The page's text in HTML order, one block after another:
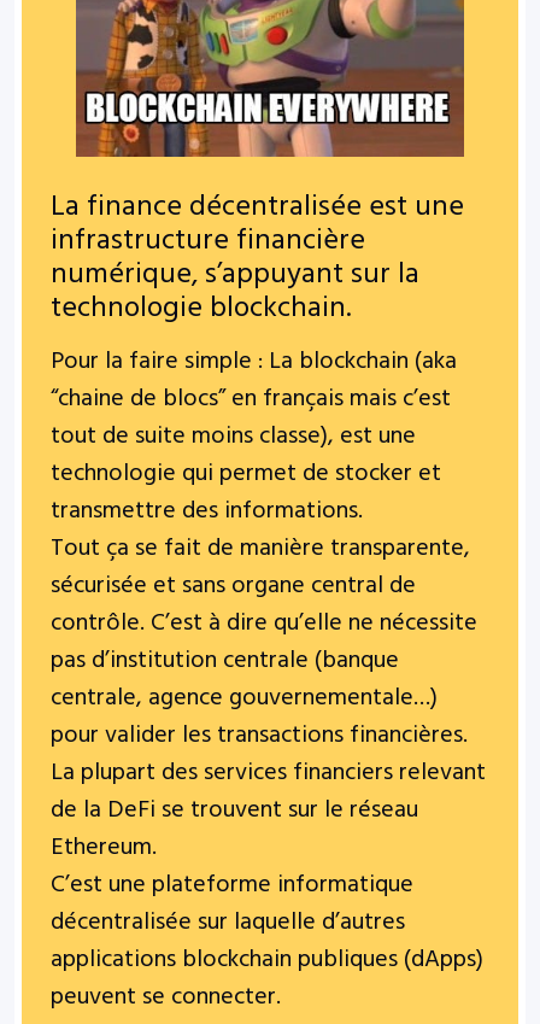
La finance décentralisée est une
infrastructure financière
numérique, s’appuyant sur la
technologie blockchain.
Pour la faire simple : La blockchain (aka
“chaine de blocs” en français mais c’est
tout de suite moins classe), est une
technologie qui permet de stocker et
transmettre des informations.
Tout ça se fait de manière transparente,
sécurisée et sans organe central de
contrôle. C’est à dire qu’elle ne nécessite
pas d’institution centrale (banque
centrale, agence gouvernementale…)
pour valider les transactions financières.
La plupart des services financiers relevant
de la DeFi se trouvent sur le réseau
Ethereum.
C’est une plateforme informatique
décentralisée sur laquelle d’autres
applications blockchain publiques (dApps)
peuvent se connecter.